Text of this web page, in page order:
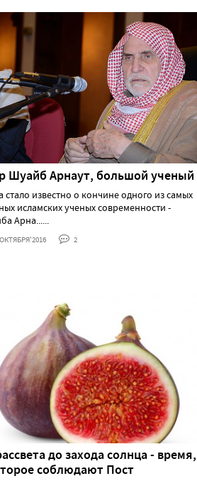
Шуайб Арнаут, большой ученый
стало известно о кончине одного из самых
исламских ученых современности -
Арна......
2
до захода солнца - время,
соблюдают Пост